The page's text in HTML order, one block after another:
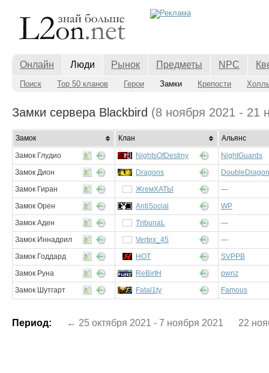
Онлайн Люди Рынок Предметы NPC
Поиск Top 50 кланов Герои Замки Крепости
Замки сервера Blackbird (8 ноября 2021 - 21
Замок Клан Альянс
Замок Глудио NightsOfDestiny
NightGuards
Замок Дион
Dragons
DoubleDragon
Замок Гиран
ЖгемХАТЫ
—
Замок Орен
AntiSocial
WP
Замок Аден
ТribunaL
—
Замок Иннадрил
Vertex_45
—
Замок Годдард
HOT
SVPPB
Замок Руна
ReBirtH
pwnz
Замок Шутгарт
Fatal1ty Famous
Период: ← 25 октября 2021 - 7 ноября 2021 22